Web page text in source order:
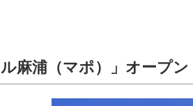
麻浦（マポ）」オープン